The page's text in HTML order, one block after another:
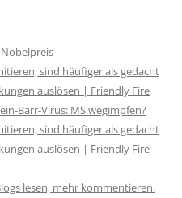
sind häufiger als gedacht
auslösen | Friendly Fire
Barr-Virus: MS wegimpfen?
sind häufiger als gedacht
auslösen | Friendly Fire
lesen, mehr kommentieren.